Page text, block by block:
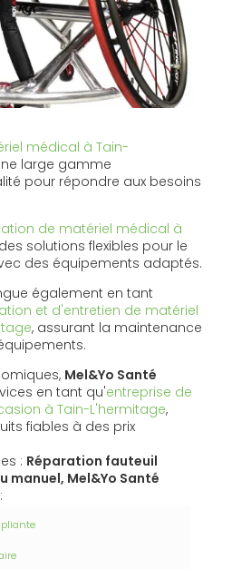
médical à Tain-
large gamme
pour répondre aux besoins
de matériel médical à
solutions flexibles pour le
des équipements adaptés.
également en tant
et d'entretien de matériel
, assurant la maintenance
Mel&Yo Santé
en tant qu'entreprise de
à Tain-L'hermitage,
fiables à des prix
: Réparation fauteuil
manuel, Mel&Yo Santé